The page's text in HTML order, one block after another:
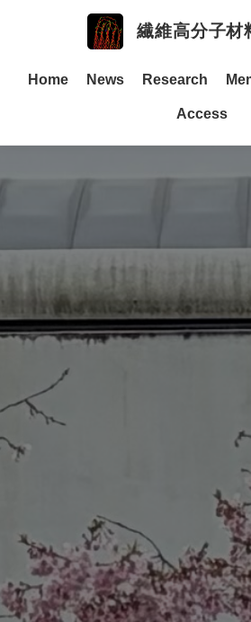
繊維高分子材
Home News Research
Access